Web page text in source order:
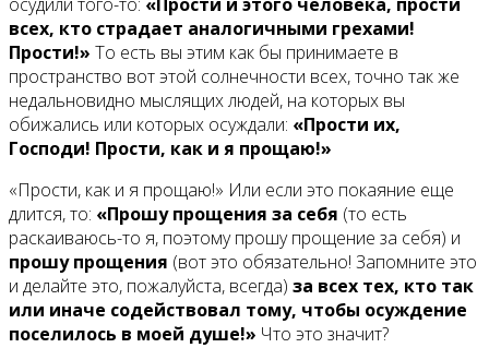
всех, кто страдает аналогичными грехами!
Прости!» То есть вы этим как бы принимаете в
пространство вот этой солнечности всех, точно так же
недальновидно мыслящих людей, на которых вы
обижались или которых осуждали: «Прости их,
Господи! Прости, как и я прощаю!»
«Прости, как и я прощаю!» Или если это покаяние еще
длится, то: «Прошу прощения за себя (то есть
раскаиваюсь-то я, поэтому прошу прощение за себя) и
прошу прощения (вот это обязательно! Запомните это
и делайте это, пожалуйста, всегда) за всех тех, кто так
или иначе содействовал тому, чтобы осуждение
поселилось в моей душе!» Что это значит?